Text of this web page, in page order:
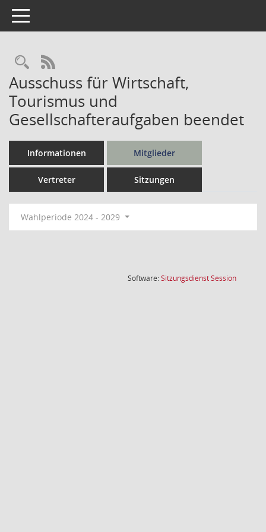
Toggle navigation
Rechercheauswahl
RSS-Feed
Ausschuss für Wirtschaft,
Tourismus und
Gesellschafteraufgaben beendet
Informationen Mitglieder
Vertreter Sitzungen
Wahlperiode 2024 - 2029
Software:SitzungsdienstSession(Wird in